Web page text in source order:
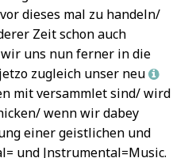
dieses mal zu handeln/
Zeit schon auch
uns nun ferner in die
zugleich unser neu L
mit versammlet sind/ wird
wenn wir dabey
einer geistlichen und
und Jnstrumental=Music.